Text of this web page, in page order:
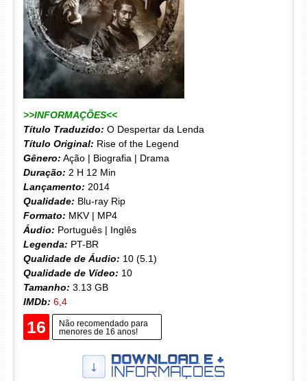
>>INFORMAÇÕES<<
Título Traduzido: O Despertar da Lenda
Título Original: Rise of the Legend
Gênero: Ação | Biografia | Drama
Duração: 2 H 12 Min
Lançamento: 2014
Qualidade: Blu-ray Rip
Formato: MKV | MP4
Áudio: Português | Inglês
Legenda: PT-BR
Qualidade de Áudio: 10 (5.1)
Qualidade de Vídeo: 10
Tamanho: 3.13 GB
IMDb: 6,4
16
Não recomendado para
menores de 16 anos!